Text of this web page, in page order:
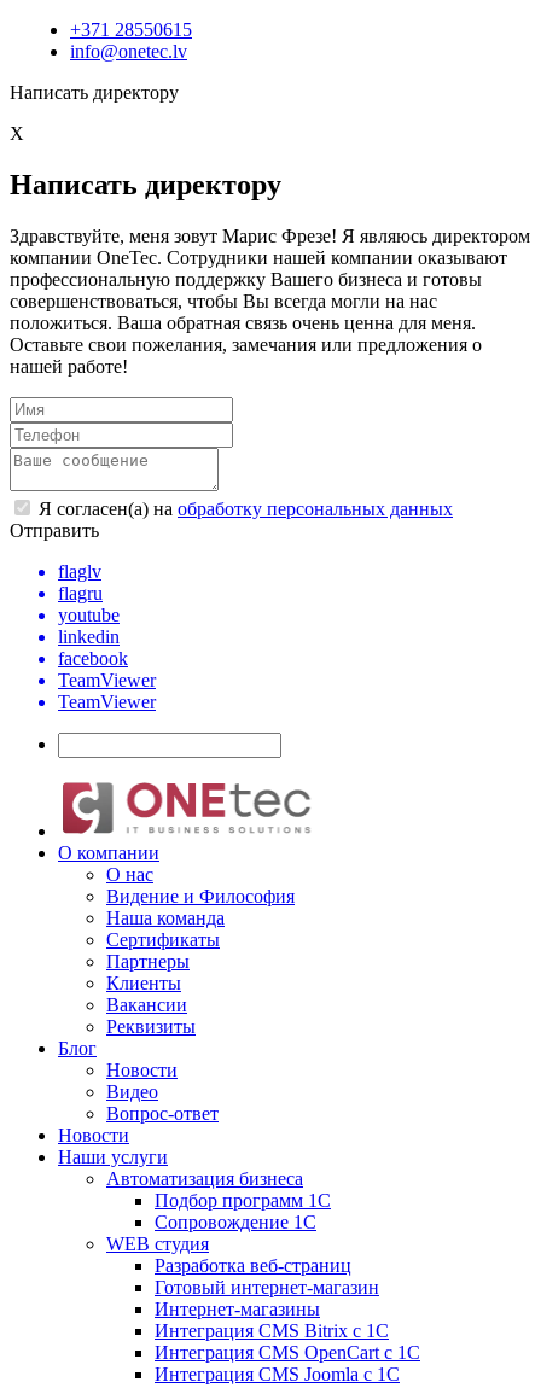
+371 28550615
info@onetec.lv
Написать директору
X
Написать директору
Здравствуйте, меня зовут Марис Фрезе! Я являюсь директором
компании OneTec. Сотрудники нашей компании оказывают
профессиональную поддержку Вашего бизнеса и готовы
совершенствоваться, чтобы Вы всегда могли на нас
положиться. Ваша обратная связь очень ценна для меня.
Оставьте свои пожелания, замечания или предложения о
нашей работе!
Я согласен(а) на обработку персональных данных
Отправить
flaglv
flagru
youtube
linkedin
facebook
TeamViewer
TeamViewer
О компании
О нас
Видение и Философия
Наша команда
Сертификаты
Партнеры
Клиенты
Вакансии
Реквизиты
Блог
Новости
Видео
Вопрос-ответ
Новости
Наши услуги
Автоматизация бизнеса
Подбор программ 1С
Сопровождение 1С
WEB студия
Разработка веб-страниц
Готовый интернет-магазин
Интернет-магазины
Интеграция CMS Bitrix с 1С
Интеграция CMS OpenCart с 1С
Интеграция CMS Joomla с 1С